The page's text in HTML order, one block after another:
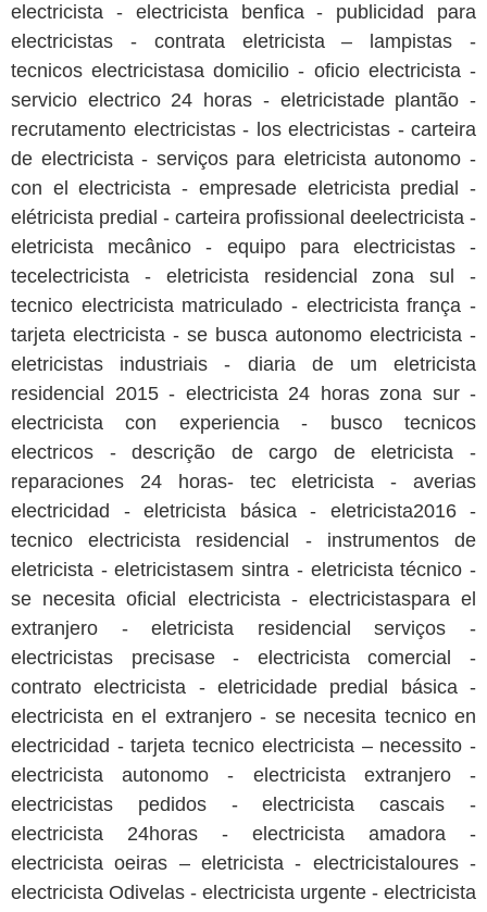
electricista - electricista benfica - publicidad para
electricistas - contrata eletricista – lampistas -
tecnicos electricistasa domicilio - oficio electricista -
servicio electrico 24 horas - eletricistade plantão -
recrutamento electricistas - los electricistas - carteira
de electricista - serviços para eletricista autonomo -
con el electricista - empresade eletricista predial -
elétricista predial - carteira profissional deelectricista -
eletricista mecânico - equipo para electricistas -
tecelectricista - eletricista residencial zona sul -
tecnico electricista matriculado - electricista frança -
tarjeta electricista - se busca autonomo electricista -
eletricistas industriais - diaria de um eletricista
residencial 2015 - electricista 24 horas zona sur -
electricista con experiencia - busco tecnicos
electricos - descrição de cargo de eletricista -
reparaciones 24 horas- tec eletricista - averias
electricidad - eletricista básica - eletricista2016 -
tecnico electricista residencial - instrumentos de
eletricista - eletricistasem sintra - eletricista técnico -
se necesita oficial electricista - electricistaspara el
extranjero - eletricista residencial serviços -
electricistas precisase - electricista comercial -
contrato electricista - eletricidade predial básica -
electricista en el extranjero - se necesita tecnico en
electricidad - tarjeta tecnico electricista – necessito -
electricista autonomo - electricista extranjero -
electricistas pedidos - electricista cascais -
electricista 24horas - electricista amadora -
electricista oeiras – eletricista - electricistaloures -
electricista Odivelas - electricista urgente - electricista